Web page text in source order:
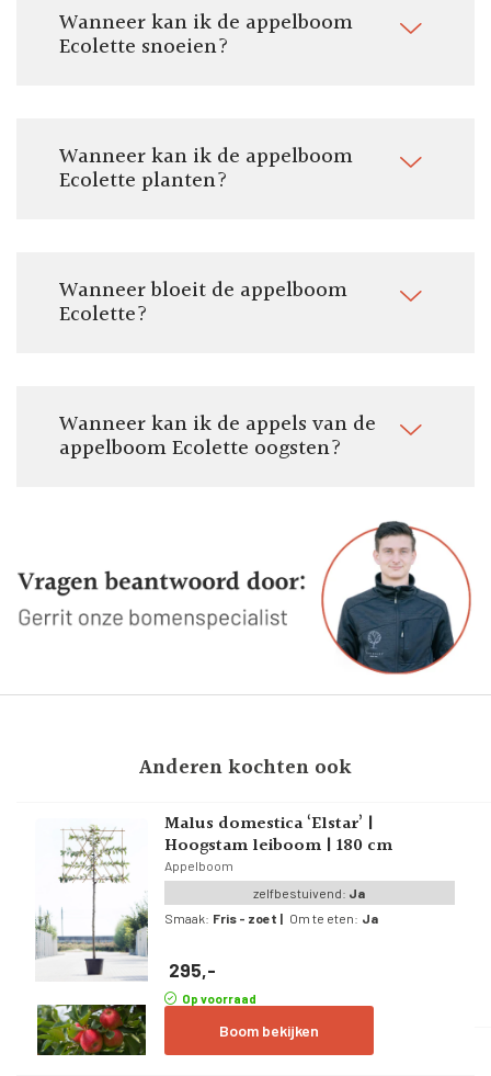
September - Oktober
Wanneer kan ik de appelboom
Ecolette snoeien?
Wanneer kan ik de appelboom
Ecolette planten?
Wanneer bloeit de appelboom
Ecolette?
Wanneer kan ik de appels van de
appelboom Ecolette oogsten?
Anderen kochten ook
Malus domestica ‘Elstar’ |
Hoogstam leiboom | 180 cm
Appelboom
zelfbestuivend: Ja
Smaak: Fris - zoet | Om te eten: Ja
295,-
Op voorraad
Boom bekijken